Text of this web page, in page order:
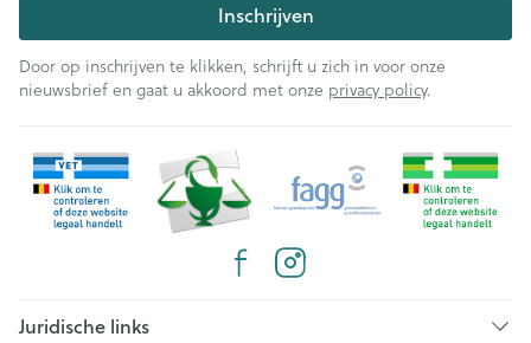
Inschrijven
Door op inschrijven te klikken, schrijft u zich in voor onze
nieuwsbrief en gaat u akkoord met onze privacy policy.
Juridische links